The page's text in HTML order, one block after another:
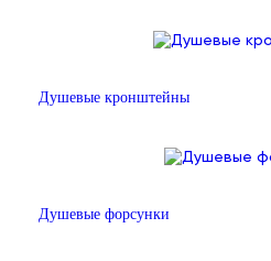
Душевые кронштейны
Душевые форсунки